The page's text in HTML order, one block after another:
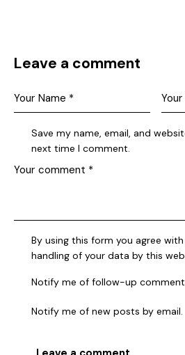
Leave a comment
Save my name, email, and
next time I comment.
By using this form you agree
handling of your data by this
Notify me of follow-up
Notify me of new posts by email.